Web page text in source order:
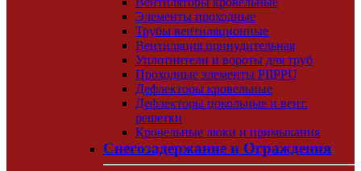
Элементы проходные
Трубы вентиляционные
Вентиляция принудительная
Уплотнители и вороты для труб
Проходные элементы PIIPPU
Дефлекторы кровельные
Дефлекторы цокольные и вент.
решетки
Кровельные люки и примыкания
Снегозадержание и Ограждения